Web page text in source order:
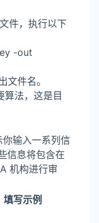
件，执行以下
-out
文件名。
法，这是目
输入一系列信
信息将包含在
机构进行审
填写示例